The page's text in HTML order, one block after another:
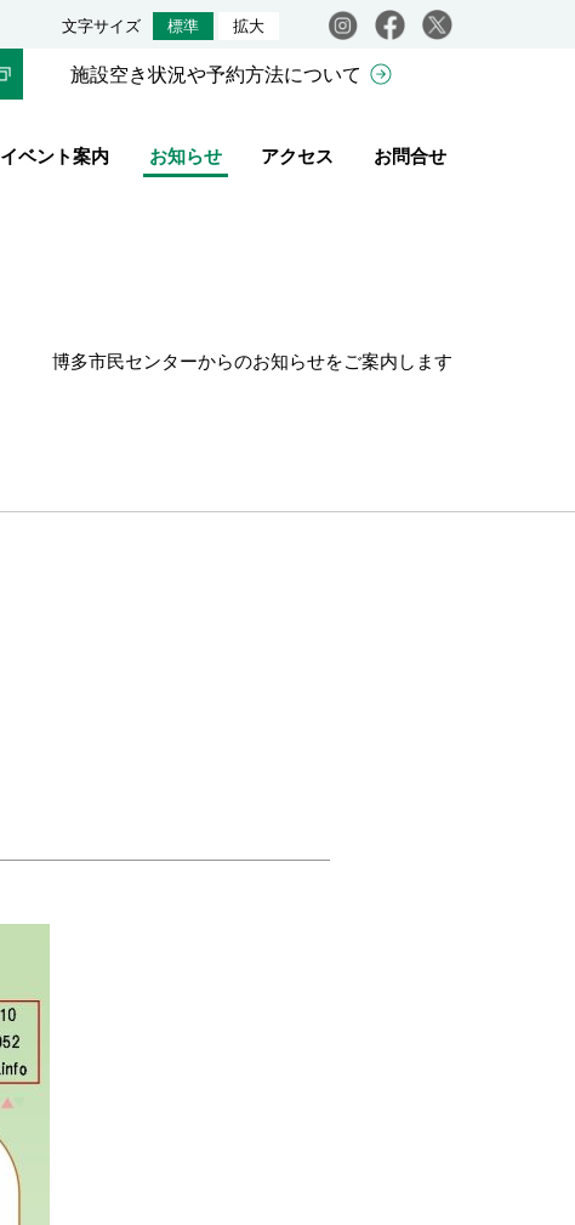
文字サイズ 標準 拡大 Instagramfacebook
施設空き状況や予約方法について
イベント案内 お知らせ アクセス お問合せ
博多市民センターからのお知らせをご案内します